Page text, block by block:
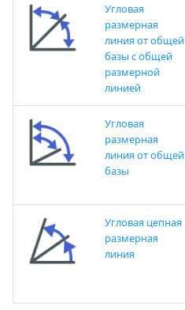
Угловая
размерная
линия от общей
базы с общей
размерной
линией
Угловая
размерная
линия от общей
базы
Угловая цепная
размерная
линия